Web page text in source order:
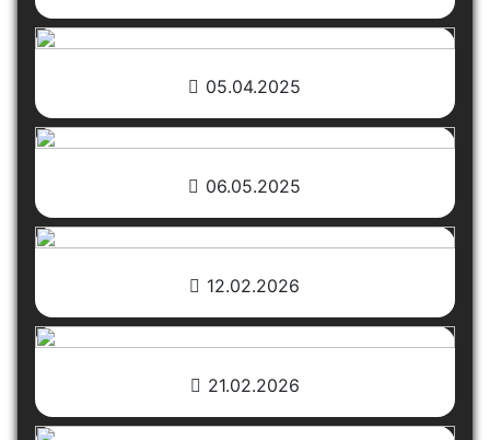
05.04.2025
06.05.2025
12.02.2026
21.02.2026